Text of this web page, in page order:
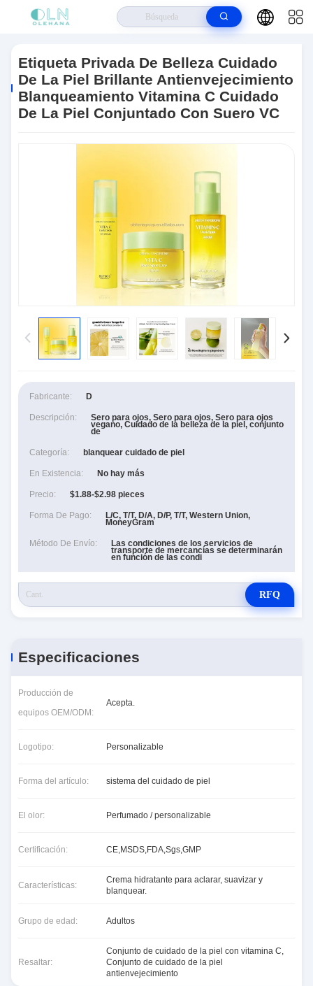
Belleza Cuidado De La Piel Brillante Antienvejecimiento Blanqueamiento
Vitamina C Cuidado De La Piel Conjuntado Con Suero VC
Etiqueta Privada De Belleza Cuidado
De La Piel Brillante Antienvejecimiento
Blanqueamiento Vitamina C Cuidado
De La Piel Conjuntado Con Suero VC
Fabricante: D
Descripción: Sero para ojos, Sero para ojos, Sero para ojos
vegano, Cuidado de la belleza de la piel, conjunto
de
Categoría: blanquear cuidado de piel
En Existencia: No hay más
Precio: $1.88-$2.98 pieces
Forma De Pago: L/C, T/T, D/A, D/P, T/T, Western Union,
MoneyGram
Método De Envío: Las condiciones de los servicios de
transporte de mercancías se determinarán
en función de las condi
RFQ
Especificaciones
Producción de
equipos OEM/ODM:
Acepta.
Logotipo: Personalizable
Forma del artículo: sistema del cuidado de piel
El olor: Perfumado / personalizable
Certificación: CE,MSDS,FDA,Sgs,GMP
Características:
Crema hidratante para aclarar, suavizar y
blanquear.
Grupo de edad: Adultos
Resaltar:
Conjunto de cuidado de la piel con vitamina C,
Conjunto de cuidado de la piel
antienvejecimiento